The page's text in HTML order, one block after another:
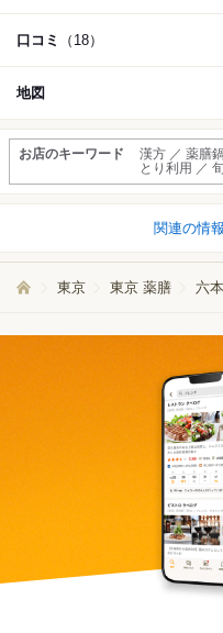
口コミ （18）
地図
お店のキーワード
漢方 ／ 薬膳
とり利用 ／
関連の情
東京 東京 薬膳 六